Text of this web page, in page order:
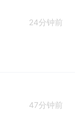
24分钟前
47分钟前